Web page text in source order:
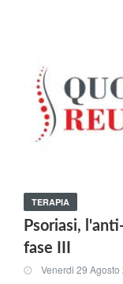
TERAPIA
Psoriasi,
fase III
Venerdi 29 Agosto